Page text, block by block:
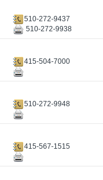
510-272-9437
510-272-9938
415-504-7000
510-272-9948
415-567-1515